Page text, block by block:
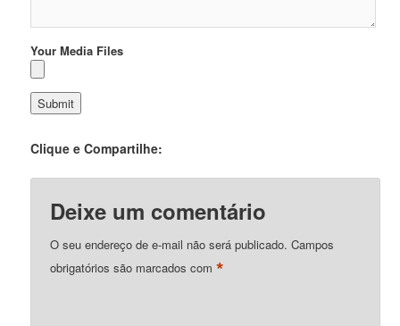
Your Media Files
Clique e Compartilhe:
Deixe um comentário
O seu endereço de e-mail não será publicado. Campos
obrigatórios são marcados com*